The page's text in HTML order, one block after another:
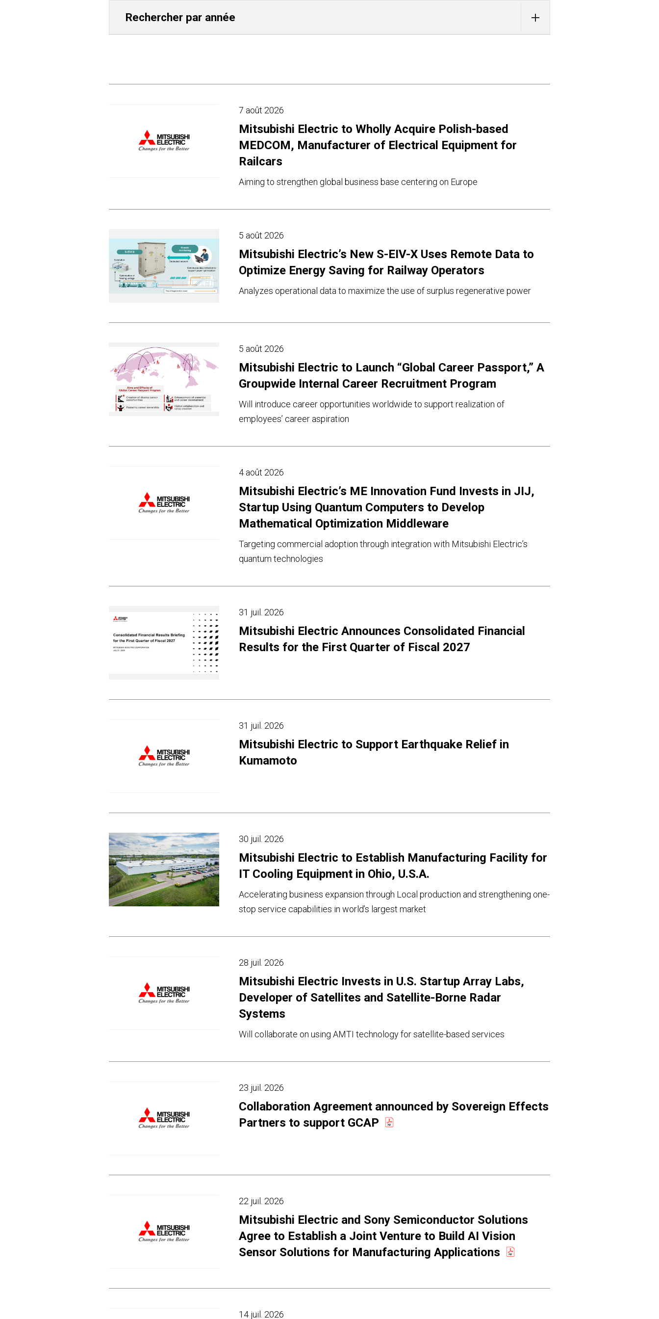
Rechercher par année
7 août 2026
Mitsubishi Electric to Wholly Acquire Polish-based
MEDCOM, Manufacturer of Electrical Equipment for
Railcars
Aiming to strengthen global business base centering on Europe
5 août 2026
Mitsubishi Electric’s New S-EIV-X Uses Remote Data to
Optimize Energy Saving for Railway Operators
Analyzes operational data to maximize the use of surplus regenerative power
5 août 2026
Mitsubishi Electric to Launch “Global Career Passport,” A
Groupwide Internal Career Recruitment Program
Will introduce career opportunities worldwide to support realization of
employees’ career aspiration
4 août 2026
Mitsubishi Electric’s ME Innovation Fund Invests in JIJ,
Startup Using Quantum Computers to Develop
Mathematical Optimization Middleware
Targeting commercial adoption through integration with Mitsubishi Electric’s
quantum technologies
31 juil. 2026
Mitsubishi Electric Announces Consolidated Financial
Results for the First Quarter of Fiscal 2027
31 juil. 2026
Mitsubishi Electric to Support Earthquake Relief in
Kumamoto
30 juil. 2026
Mitsubishi Electric to Establish Manufacturing Facility for
IT Cooling Equipment in Ohio, U.S.A.
Accelerating business expansion through Local production and strengthening one-
stop service capabilities in world’s largest market
28 juil. 2026
Mitsubishi Electric Invests in U.S. Startup Array Labs,
Developer of Satellites and Satellite-Borne Radar
Systems
Will collaborate on using AMTI technology for satellite-based services
23 juil. 2026
Collaboration Agreement announced by Sovereign Effects
Partners to support GCAP
22 juil. 2026
Mitsubishi Electric and Sony Semiconductor Solutions
Agree to Establish a Joint Venture to Build AI Vision
Sensor Solutions for Manufacturing Applications
14 juil. 2026